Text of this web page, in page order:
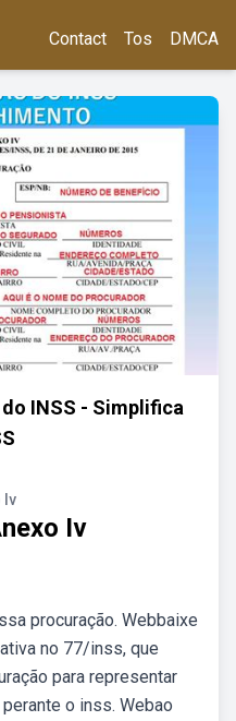
Contact Tos DMCA
INSS - Simplifica
Iv
Iv
procuração. Webbaixe
no 77/inss, que
para representar
o inss. Webao